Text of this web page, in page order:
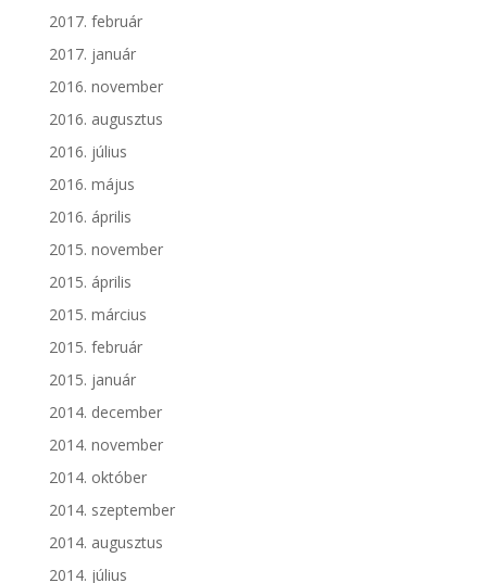
2017. február
2017. január
2016. november
2016. augusztus
2016. július
2016. május
2016. április
2015. november
2015. április
2015. március
2015. február
2015. január
2014. december
2014. november
2014. október
2014. szeptember
2014. augusztus
2014. július